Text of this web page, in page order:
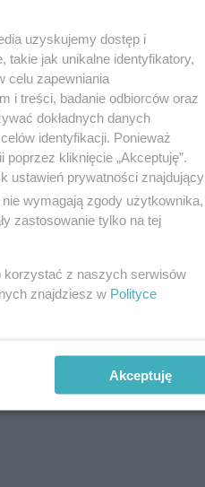
uzyskujemy dostęp i
takie jak unikalne identyfikatory,
celu zapewniania
i treści, badanie odbiorców oraz
dokładnych danych
identyfikacji. Ponieważ
kliknięcie „Akceptuję”.
ustawień prywatności znajdujący
wymagają zgody użytkownika,
zastosowanie tylko na tej
korzystać z naszych serwisów
znajdziesz w Polityce
Akceptuję